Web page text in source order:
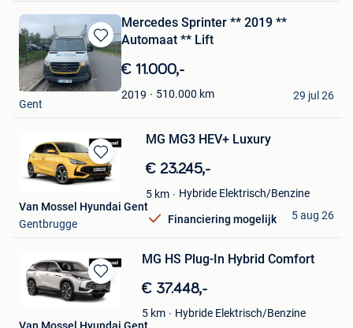
Bewaren
in
Mijn
Favorieten
Mercedes Sprinter ** 2019 **
Automaat ** Lift
€ 11.000,-
2019 510.000 km
K&M CARS GENT
Gent
29 jul 26
Bewaren
in
Favorieten
MG MG3 HEV+ Luxury
€ 23.245,-
5 km Hybride Elektrisch/Benzine
Financiering mogelijk
Van Mossel Hyundai Gent
Gentbrugge
5 aug 26
Bewaren
in
MG HS Plug-In Hybrid Comfort
€ 37.448,-
5 km Hybride Elektrisch/Benzine